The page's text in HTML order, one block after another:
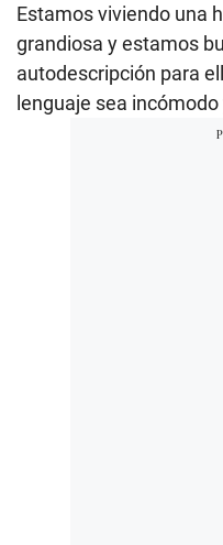
Estamos viviendo una
grandiosa y estamos
autodescripción para
lenguaje sea